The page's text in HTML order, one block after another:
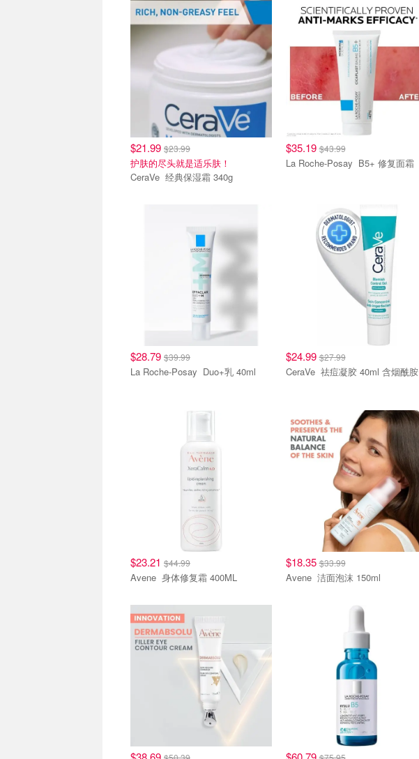
$21.99 $23.99
护肤的尽头就是适乐肤！
CeraVe 经典保湿霜 340g
$35.19$43.99
La Roche-Posay B5+ 修复面霜
$28.79 $39.99
La Roche-Posay Duo+乳 40ml
$24.99$27.99
CeraVe 祛痘凝胶 40ml 含烟酰胺
$23.21 $44.99
Avene 身体修复霜 400ML
$18.35$33.99
Avene 洁面泡沫 150ml